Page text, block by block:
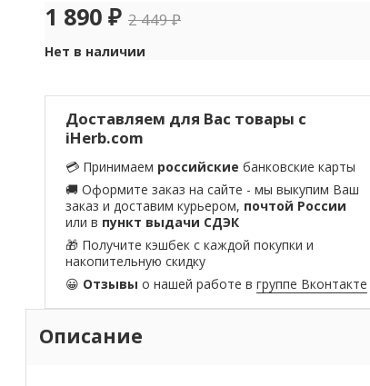
1 890 ₽ 2 449₽
Нет в наличии
Доставляем для Вас товары с
iHerb.com
💳 Принимаем российские банковские карты
🚚 Оформите заказ на сайте - мы выкупим Ваш
заказ и доставим курьером, почтой России
или в пункт выдачи СДЭК
🎁 Получите кэшбек с каждой покупки и
накопительную скидку
😀 Отзывы о нашей работе вгруппе Вконтакте
Описание